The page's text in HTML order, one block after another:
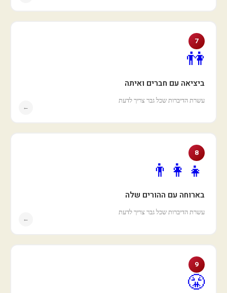
7
👫
ביציאה עם חברים ואיתה
עשרת הדיברות שכל גבר צריך לדעת
←
8
👨‍👩‍👧
בארוחה עם ההורים שלה
עשרת הדיברות שכל גבר צריך לדעת
←
9
😤